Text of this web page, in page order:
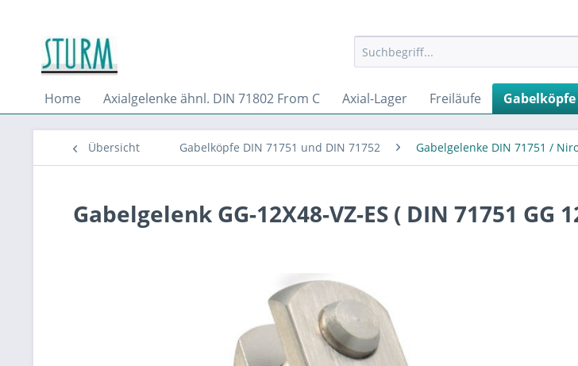
Home Axialgelenke ähnl. DIN 71802 From C Axial-Lager Freiläufe Gabelköpfe
Übersicht Gabelköpfe DIN 71751 und DIN 71752 Gabelgelenke DIN 71751 /
Gabelgelenk GG-12X48-VZ-ES ( DIN 71751 GG